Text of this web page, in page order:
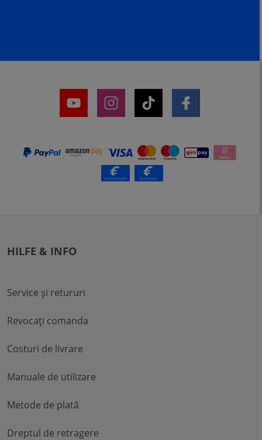
HILFE & INFO
Service și retururi
Revocați comanda
Costuri de livrare
Manuale de utilizare
Metode de plată
Dreptul de retragere